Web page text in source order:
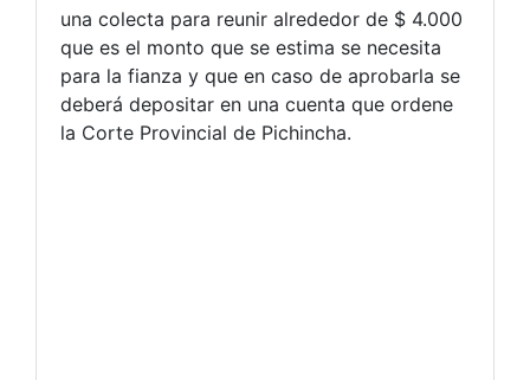
una colecta para reunir alrededor de $ 4.000
que es el monto que se estima se necesita
para la fianza y que en caso de aprobarla se
deberá depositar en una cuenta que ordene
la Corte Provincial de Pichincha.